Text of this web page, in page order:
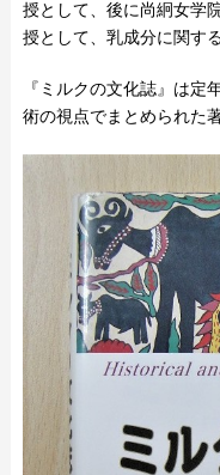
授として、後に尚絅​女学
授として、乳成分に関す
『ミルクの文化誌』は定
術の視点でまとめられた